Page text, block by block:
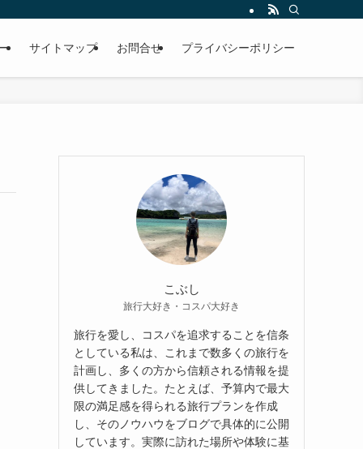
サイトマップ お問合せ プライバシーポリシー
こぶし
旅行大好き・コスパ大好き
旅行を愛し、コスパを追求することを信条
としている私は、これまで数多くの旅行を
計画し、多くの方から信頼される情報を提
供してきました。たとえば、予算内で最大
限の満足感を得られる旅行プランを作成
し、そのノウハウをブログで具体的に公開
しています。実際に訪れた場所や体験に基